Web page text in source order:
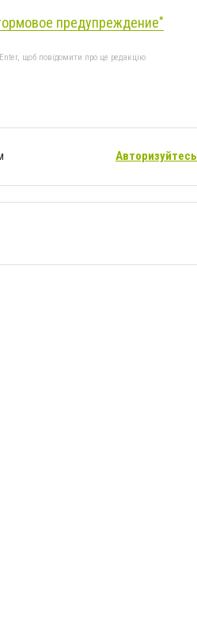
предупреждение"
щоб повідомити про це редакцію
Авторизуйтесь